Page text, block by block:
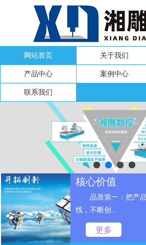
网站首页 关于我们
产品中心 案例中心
联系我们
核心价值
品质第一：把产
线，不断创...
更多